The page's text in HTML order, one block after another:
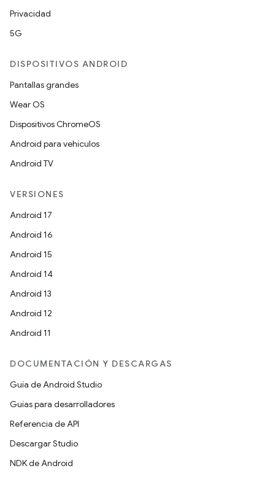
Privacidad
5G
DISPOSITIVOS ANDROID
Pantallas grandes
Wear OS
Dispositivos ChromeOS
Android para vehículos
Android TV
VERSIONES
Android 17
Android 16
Android 15
Android 14
Android 13
Android 12
Android 11
DOCUMENTACIÓN Y DESCARGAS
Guía de Android Studio
Guías para desarrolladores
Referencia de API
Descargar Studio
NDK de Android